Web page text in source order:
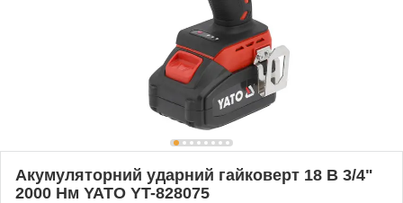
Акумуляторний ударний гайковерт 18 В 3/4"
2000 Нм YATO YT-828075